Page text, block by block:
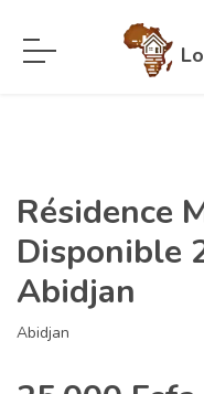
Résidence
Disponible
Abidjan
Abidjan